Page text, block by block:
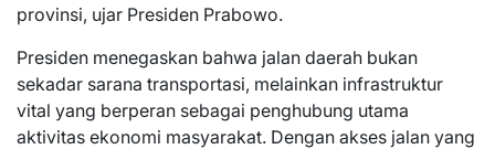
provinsi, ujar Presiden Prabowo.
Presiden menegaskan bahwa jalan daerah bukan
sekadar sarana transportasi, melainkan infrastruktur
vital yang berperan sebagai penghubung utama
aktivitas ekonomi masyarakat. Dengan akses jalan yang